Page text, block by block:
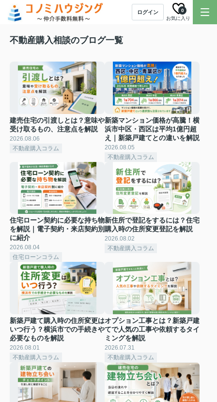
ログイン
お気に入り
0
不動産購入相談のブログ一覧
建売住宅の引渡しとは？意味や
受け取るもの、注意点を解説
2026.08.06
不動産購入コラム
新築マンション価格が高騰！横
浜市中区・西区は平均1億円超
え｜新築戸建てとの違いを解説
2026.08.05
不動産購入コラム
住宅ローン契約に必要な持ち物
を解説｜電子契約・来店契約別
に紹介
2026.08.04
住宅ローンコラム
新住所で登記をするには？住宅
購入時の住所変更登記を解説
2026.08.02
不動産購入コラム
新築戸建て購入時の住所変更は
いつ行う？横浜市での手続きや
必要なものを解説
2026.08.01
不動産購入コラム
オプション工事とは？新築戸建
てで人気の工事や依頼するタイ
ミングを解説
2026.07.31
不動産購入コラム